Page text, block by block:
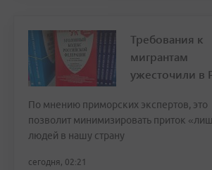
Требования к
мигрантам
ужесточили в
По мнению приморских экспертов, это
позволит минимизировать приток
людей в нашу страну
сегодня, 02:21